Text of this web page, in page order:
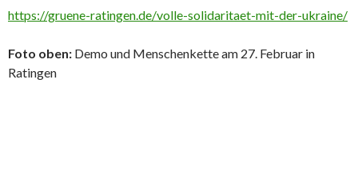
https://gruene-ratingen.de/volle-solidaritaet-mit-der-ukraine/
Foto oben: Demo und Menschenkette am 27. Februar in
Ratingen